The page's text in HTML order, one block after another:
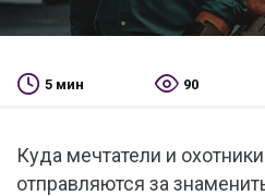
5 мин 90
Куда мечтатели и
отправляются за